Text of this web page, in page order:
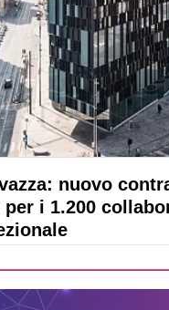
nuovo
i 1.200